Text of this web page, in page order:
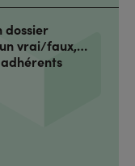
dossier
vrai/faux,…